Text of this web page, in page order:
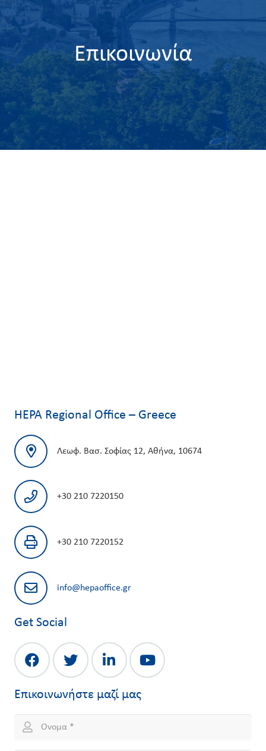
Επικοινωνία
HEPA Regional Office – Greece
Λεωφ. Βασ. Σοφίας 12, Αθήνα, 10674
+30 210 7220150
+30 210 7220152
info@hepaoffice.gr
Get Social
Επικοινωνήστε μαζί μας